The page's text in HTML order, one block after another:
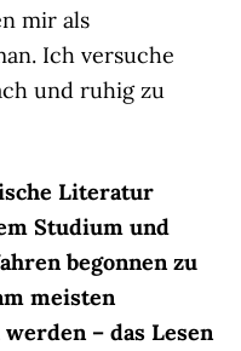
mir als
Ich versuche
und ruhig zu
Literatur
Studium und
begonnen zu
meisten
– das Lesen